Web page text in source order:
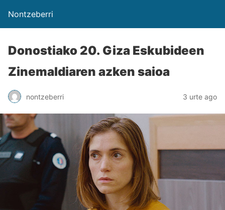
Nontzeberri
Donostiako 20. Giza Eskubideen
Zinemaldiaren azken saioa
nontzeberri 3 urte ago